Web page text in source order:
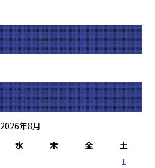
2026年8月
水 木 金 土
1